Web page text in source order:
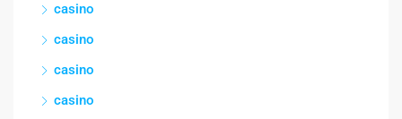
casino
casino
casino
casino